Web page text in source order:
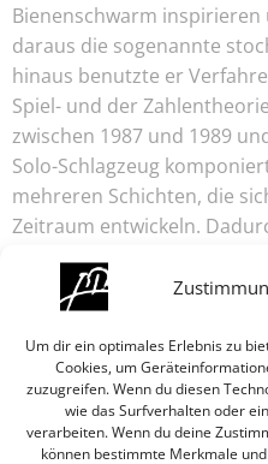
Um dir ein optimales Erlebnis zu
Cookies, um
zuzugreifen. Wenn du diesen
wie das Surfverhalten oder
verarbeiten. Wenn du deine
können bestimmte Merkmale
Bienenschwarm
daraus die sogenannte
hinaus benutzte er
Spiel- und der
zwischen 1987 und 1989
Solo-Schlagzeug
mehreren Schichten, die
Zeitraum entwickeln.
Ensembles. In unserer
Freiburger